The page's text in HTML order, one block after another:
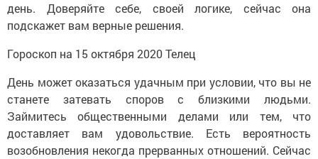
день. Доверяйте себе, своей логике, сейчас она
подскажет вам верные решения.
Гороскоп на 15 октября 2020 Телец
День может оказаться удачным при условии, что вы не
станете затевать споров с близкими людьми.
Займитесь общественными делами или тем, что
доставляет вам удовольствие. Есть вероятность
возобновления некогда прерванных отношений. Сейчас